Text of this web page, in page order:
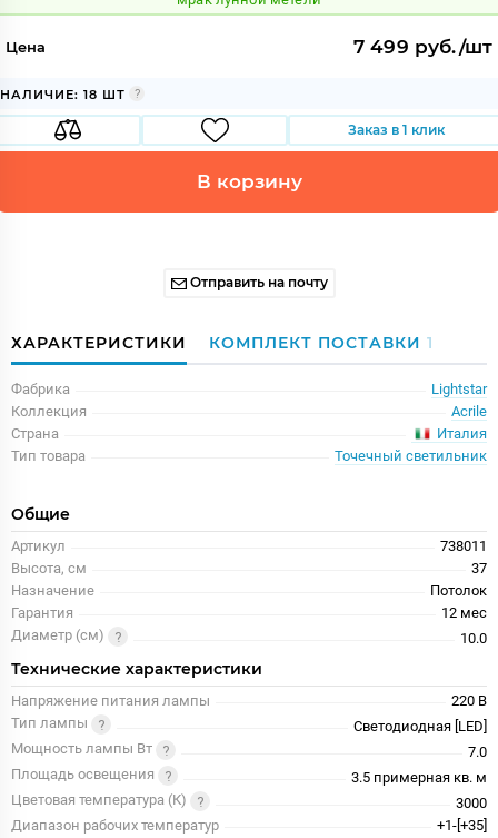
Цена 7 499 руб./шт
НАЛИЧИЕ: 18 ШТ
Заказ в 1 клик
В корзину
Отправить на почту
ХАРАКТЕРИСТИКИ КОМПЛЕКТ ПОСТАВКИ 1
Фабрика
Lightstar
Коллекция
Acrile
Страна
Италия
Тип товара
Точечный светильник
Общие
Артикул
738011
Высота, см
37
Назначение
Потолок
Гарантия
12 меc
Диаметр (см)
10.0
Технические характеристики
Напряжение питания лампы
220 В
Тип лампы
Светодиодная [LED]
Мощность лампы Вт
7.0
Площадь освещения
3.5 примерная кв. м
Цветовая температура (К)
3000
Диапазон рабочих температур
+1-[+35]